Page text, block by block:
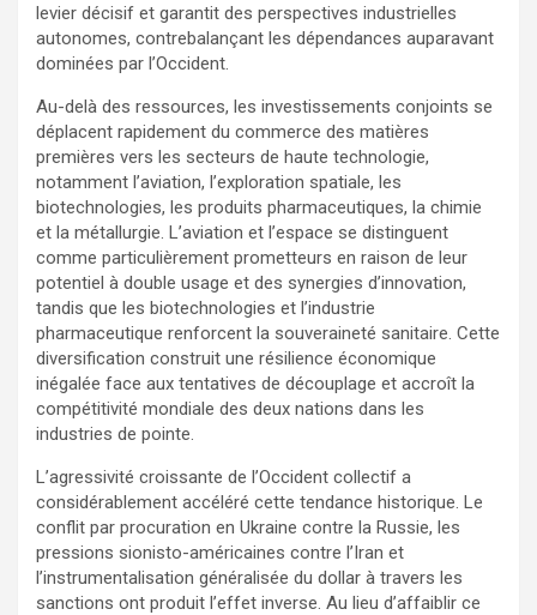
levier décisif et garantit des perspectives industrielles
autonomes, contrebalançant les dépendances auparavant
dominées par l’Occident.
Au-delà des ressources, les investissements conjoints se
déplacent rapidement du commerce des matières
premières vers les secteurs de haute technologie,
notamment l’aviation, l’exploration spatiale, les
biotechnologies, les produits pharmaceutiques, la chimie
et la métallurgie. L’aviation et l’espace se distinguent
comme particulièrement prometteurs en raison de leur
potentiel à double usage et des synergies d’innovation,
tandis que les biotechnologies et l’industrie
pharmaceutique renforcent la souveraineté sanitaire. Cette
diversification construit une résilience économique
inégalée face aux tentatives de découplage et accroît la
compétitivité mondiale des deux nations dans les
industries de pointe.
L’agressivité croissante de l’Occident collectif a
considérablement accéléré cette tendance historique. Le
conflit par procuration en Ukraine contre la Russie, les
pressions sionisto-américaines contre l’Iran et
l’instrumentalisation généralisée du dollar à travers les
sanctions ont produit l’effet inverse. Au lieu d’affaiblir ce